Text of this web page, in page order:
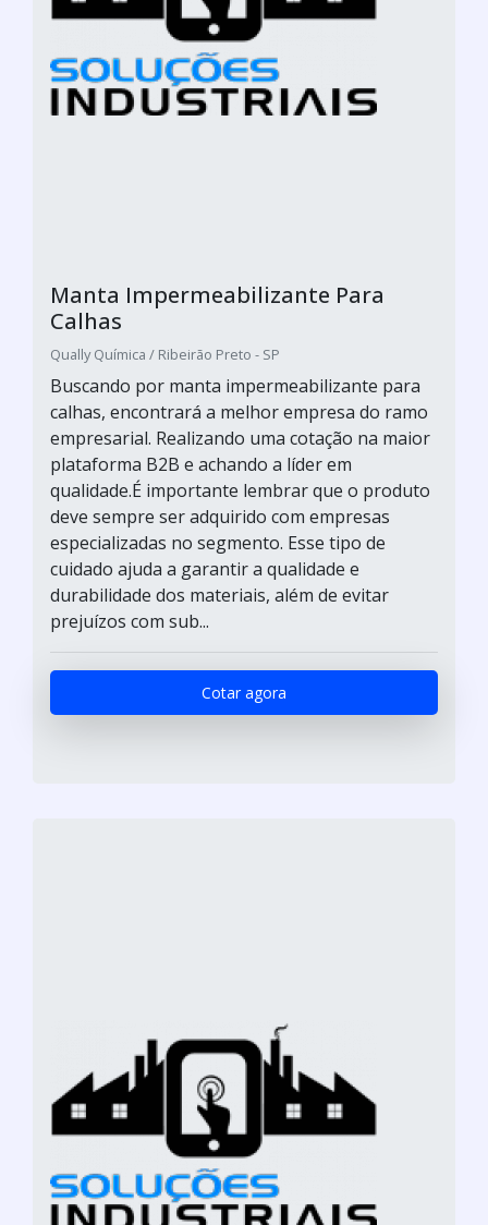
Manta Impermeabilizante Para
Calhas
Qually Química / Ribeirão Preto - SP
Buscando por manta impermeabilizante para
calhas, encontrará a melhor empresa do ramo
empresarial. Realizando uma cotação na maior
plataforma B2B e achando a líder em
qualidade.É importante lembrar que o produto
deve sempre ser adquirido com empresas
especializadas no segmento. Esse tipo de
cuidado ajuda a garantir a qualidade e
durabilidade dos materiais, além de evitar
prejuízos com sub...
Cotar agora